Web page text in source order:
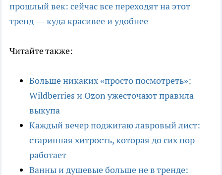
прошлый век: сейчас все переходят на этот
тренд — куда красивее и удобнее
Читайте также:
Больше никаких «просто посмотреть»:
Wildberries и Ozon ужесточают правила
выкупа
Каждый вечер поджигаю лавровый лист:
старинная хитрость, которая до сих пор
работает
Ванны и душевые больше не в тренде: